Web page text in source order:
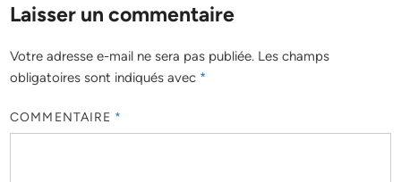
Laisser un commentaire
Votre adresse e-mail ne sera pas publiée. Les champs
obligatoires sont indiqués avec *
COMMENTAIRE *